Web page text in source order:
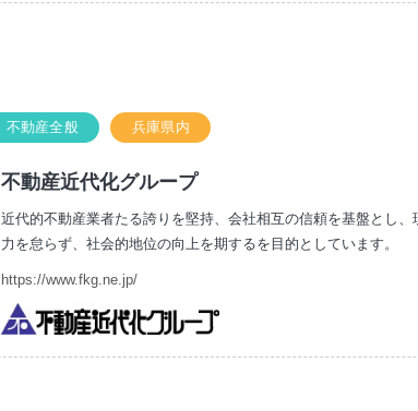
不動産全般 兵庫県内
不動産近代化グループ
近代的不動産業者たる誇りを堅持、会社相互の信頼を基盤とし
力を怠らず、社会的地位の向上を期するを目的としています。
https://www.fkg.ne.jp/